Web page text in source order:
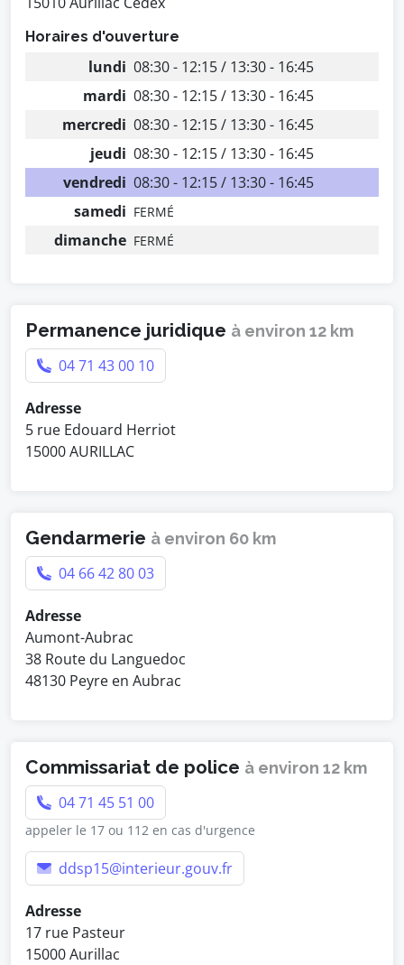
Horaires d'ouverture
lundi 08:30 - 12:15 / 13:30 - 16:45
mardi 08:30 - 12:15 / 13:30 - 16:45
mercredi 08:30 - 12:15 / 13:30 - 16:45
jeudi 08:30 - 12:15 / 13:30 - 16:45
vendredi 08:30 - 12:15 / 13:30 - 16:45
samedi FERMÉ
dimanche FERMÉ
Permanence juridique à environ 12 km
04 71 43 00 10
Adresse
5 rue Edouard Herriot
15000 AURILLAC
Gendarmerie à environ 60 km
04 66 42 80 03
Adresse
Aumont-Aubrac
38 Route du Languedoc
48130 Peyre en Aubrac
Commissariat de police à environ 12 km
04 71 45 51 00
appeler le 17 ou 112 en cas d'urgence
ddsp15@interieur.gouv.fr
Adresse
17 rue Pasteur
15000 Aurillac